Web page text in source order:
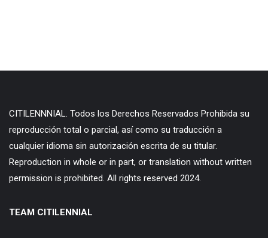
CITILENNNIAL. Todos los Derechos Reservados Prohibida su
reproducción total o parcial, así como su traducción a
cualquier idioma sin autorización escrita de su titular.
Reproduction in whole or in part, or translation without written
permission is prohibited. All rights reserved 2024.
TEAM CITILENNIAL